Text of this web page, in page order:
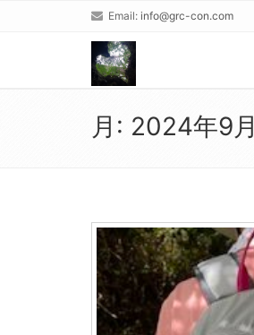
Email: info@grc-con.com
月: 2024年9月